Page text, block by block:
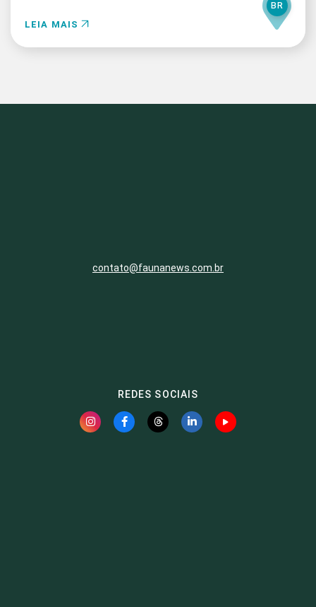
LEIA MAIS
BR
contato@faunanews.com.br
REDES SOCIAIS